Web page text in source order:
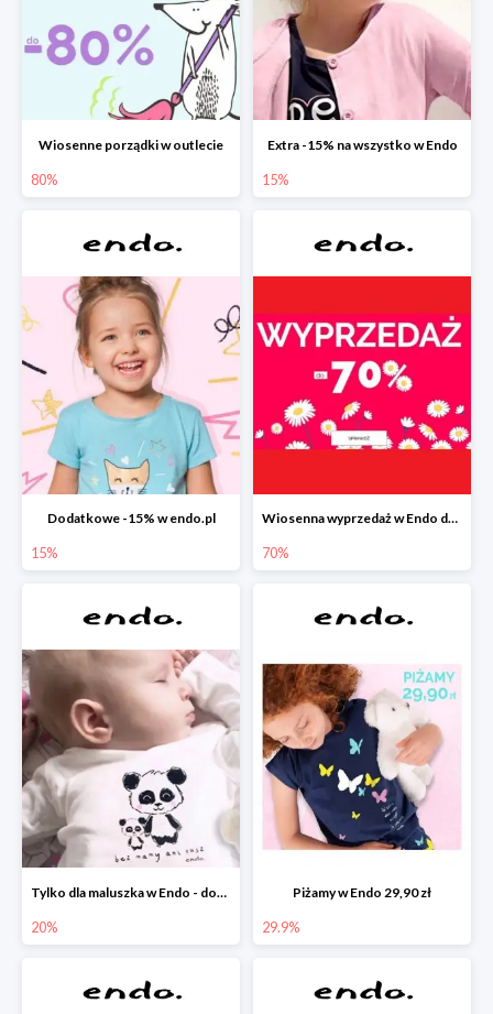
Wiosenne porządki w outlecie
80%
Extra -15% na wszystko w Endo
15%
Dodatkowe -15% w endo.pl
15%
Wiosenna wyprzedaż w Endo do -70%
70%
Tylko dla maluszka w Endo - dodatkowe -20%
20%
Piżamy w Endo 29,90 zł
29.9%